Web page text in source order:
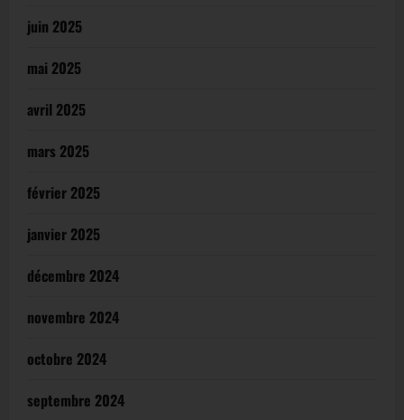
juin 2025
mai 2025
avril 2025
mars 2025
février 2025
janvier 2025
décembre 2024
novembre 2024
octobre 2024
septembre 2024